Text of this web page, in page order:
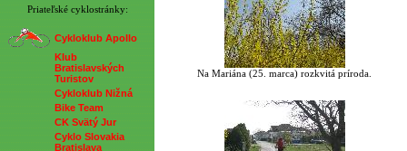
Priateľské cyklostránky:
Cykloklub Apollo
Klub
Bratislavských
Turistov
Cykloklub Nižná
Bike Team
CK Svätý Jur
Cyklo Slovakia
Bratislava
Na Mariána (25. marca) rozkvitá príroda.